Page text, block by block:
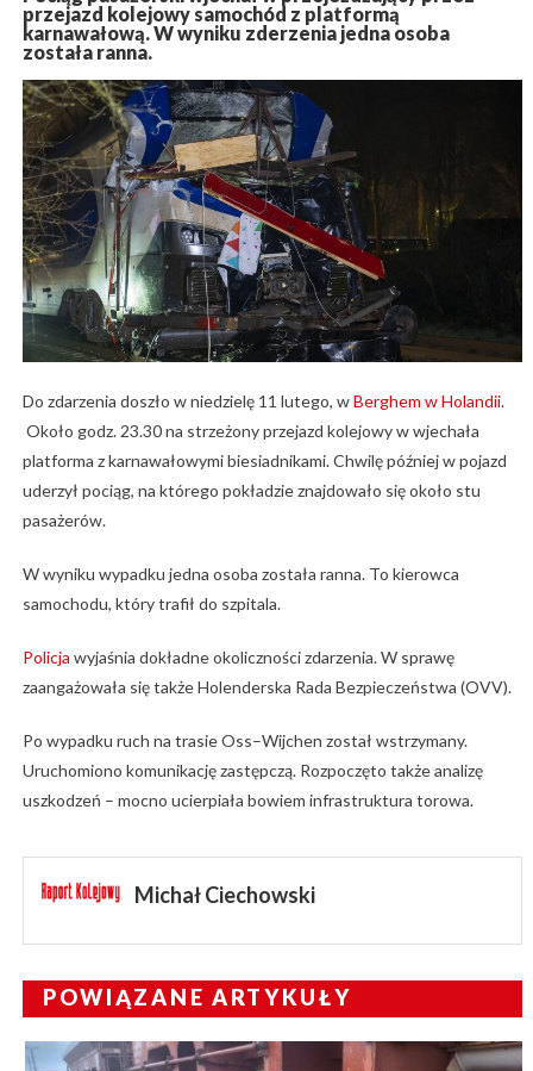
przejazd kolejowy samochód z platformą
karnawałową. W wyniku zderzenia jedna osoba
została ranna.
Do zdarzenia doszło w niedzielę 11 lutego, wBerghem w Holandii.
Około godz. 23.30 na strzeżony przejazd kolejowy w wjechała
platforma z karnawałowymi biesiadnikami. Chwilę później w pojazd
uderzył pociąg, na którego pokładzie znajdowało się około stu
pasażerów.
W wyniku wypadku jedna osoba została ranna. To kierowca
samochodu, który trafił do szpitala.
Policja wyjaśnia dokładne okoliczności zdarzenia. W sprawę
zaangażowała się także Holenderska Rada Bezpieczeństwa (OVV).
Po wypadku ruch na trasie Oss–Wijchen został wstrzymany.
Uruchomiono komunikację zastępczą. Rozpoczęto także analizę
uszkodzeń – mocno ucierpiała bowiem infrastruktura torowa.
Michał Ciechowski
POWIĄZANE ARTYKUŁY